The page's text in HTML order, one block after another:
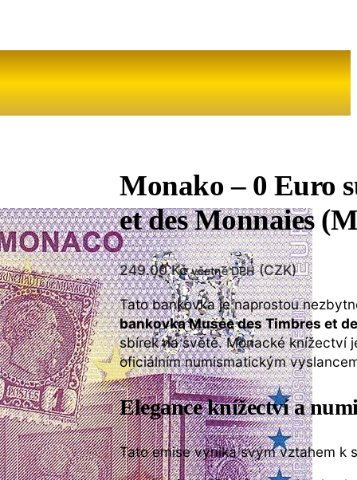
Monako – 0 Euro
et des Monnaies
249.00Kč včetně DPH(CZK)
Tato bankovka je naprostou
bankovka Musée des Timbres et
sbírek na světě. Monacké knížectví
oficiálním numismatickým
Elegance knížectví a
Tato emise vyniká svým vztahem k